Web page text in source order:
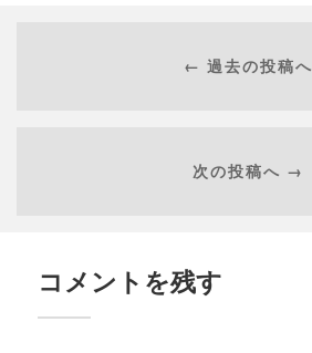
← 過去の投稿へ
次の投稿へ →
コメントを残す